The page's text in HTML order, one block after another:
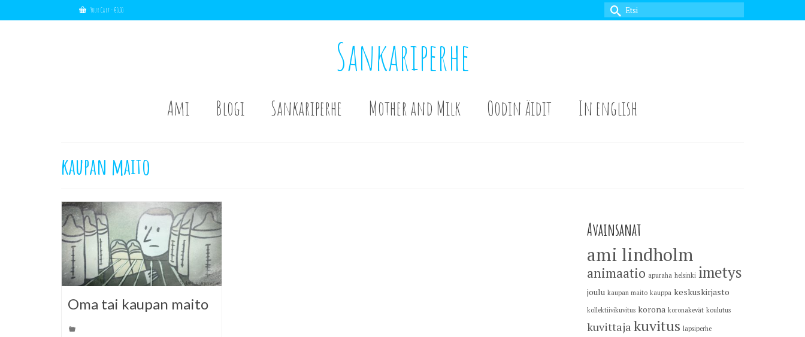
Your Cart-€0,00
Search
for:
Sankariperhe
Ami Blogi Sankariperhe Mother and Milk Oodin äidit In english
kaupan maito
Oma tai kaupan maito
Avainsanat
ami lindholm
animaatio apuraha helsinki imetys
joulu kaupan maito kauppa keskuskirjasto
kollektiivikuvitus korona koronakevät koulutus
kuvittaja kuvitus lapsiperhe